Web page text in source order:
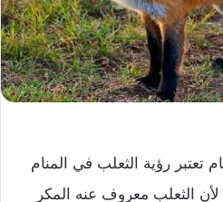
تعتبر رؤية الثعلب في المنام
الثعلب معروف عنه المكر